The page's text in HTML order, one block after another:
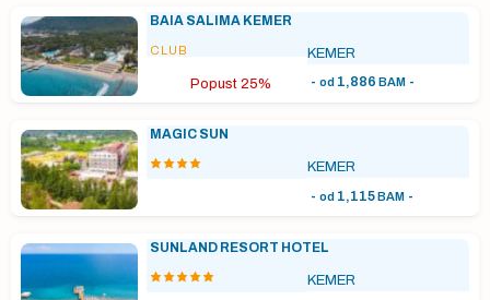
BAIA SALIMA KEMER
CLUB
KEMER
Popust 25%
- od 1,886 BAM-
MAGIC SUN
KEMER
- od 1,115BAM-
SUNLAND RESORT HOTEL
KEMER